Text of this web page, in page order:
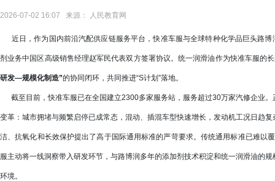
2026-07-02 16:07 来源： 人民教育网
近日，作为国内前沿汽配供应链服务平台，快准车服与全球特种化学品巨头路博
剂业务中国区高级销售经理赵军民代表双方签署协议。统一润滑油作为快准车服的
研发—规模化制造”的协同闭环，共同推进“S计划”落地。
截至目前，快准车服已在全国建立2300多家服务站，服务超过30万家汽修企业
变革：城市拥堵与频繁启停已成常态，混动、插混车型快速增长，发动机工况日趋
洁、抗氧化和长效保护提出了高于国际通用标准的严苛要求。传统通用标准已难以
服主动将一线洞察带入研发环节，与路博润多年的添加剂技术积淀和统一润滑油的
环境。